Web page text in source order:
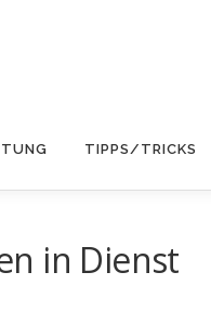
TIPPS/TRICKS
in Dienst